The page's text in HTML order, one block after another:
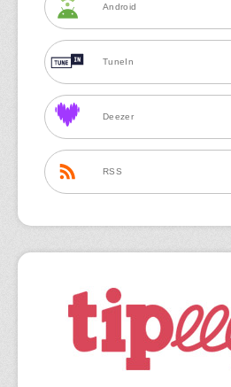
Android
TuneIn
Deezer
RSS